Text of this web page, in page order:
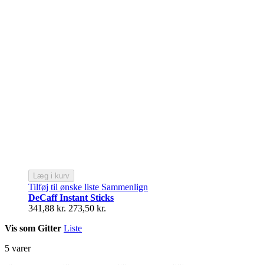
Læg i kurv
Tilføj til ønske liste Sammenlign
DeCaff Instant Sticks
341,88 kr. 273,50 kr.
Vis som Gitter Liste
5 varer